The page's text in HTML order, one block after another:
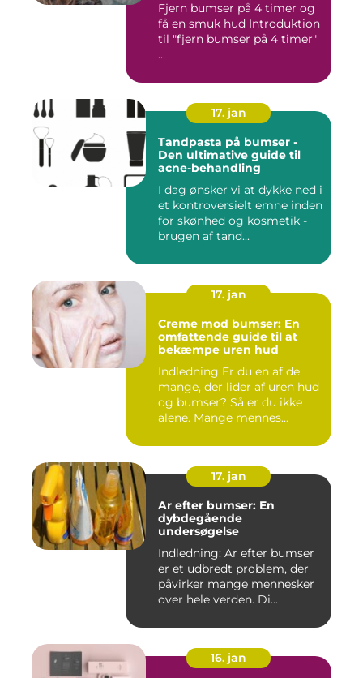
Fjern bumser på 4 timer og
få en smuk hud Introduktion
til "fjern bumser på 4 timer"
...
17. jan
Tandpasta på bumser -
Den ultimative guide til
acne-behandling
I dag ønsker vi at dykke ned i
et kontroversielt emne inden
for skønhed og kosmetik -
brugen af tand...
17. jan
Creme mod bumser: En
omfattende guide til at
bekæmpe uren hud
Indledning Er du en af de
mange, der lider af uren hud
og bumser? Så er du ikke
alene. Mange mennes...
17. jan
Ar efter bumser: En
dybdegående
undersøgelse
Indledning: Ar efter bumser
er et udbredt problem, der
påvirker mange mennesker
over hele verden. Di...
16. jan